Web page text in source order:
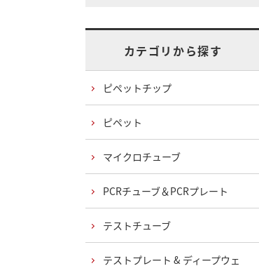
カテゴリから探す
ピペットチップ
ピペット
マイクロチューブ
PCRチューブ＆PCRプレート
テストチューブ
テストプレート & ディープウェ